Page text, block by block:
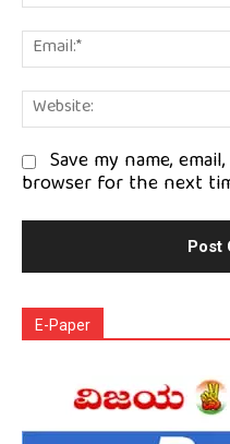
Save my name,
browser for the next
E-Paper